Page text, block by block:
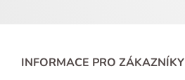
INFORMACE PRO ZÁKAZNÍKY